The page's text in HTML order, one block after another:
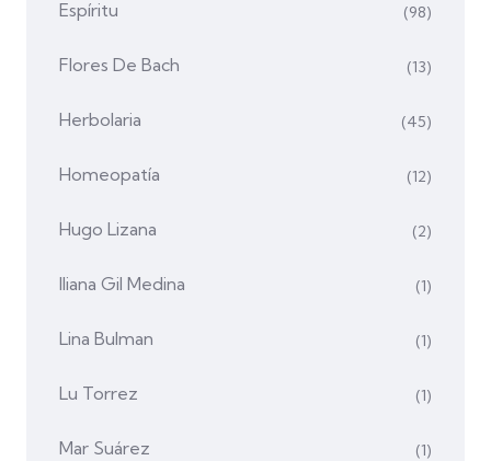
Espíritu (98)
Flores De Bach (13)
Herbolaria (45)
Homeopatía (12)
Hugo Lizana (2)
Iliana Gil Medina (1)
Lina Bulman (1)
Lu Torrez (1)
Mar Suárez (1)